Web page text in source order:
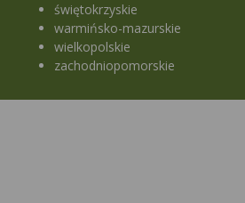
świętokrzyskie
warmińsko-mazurskie
wielkopolskie
zachodniopomorskie